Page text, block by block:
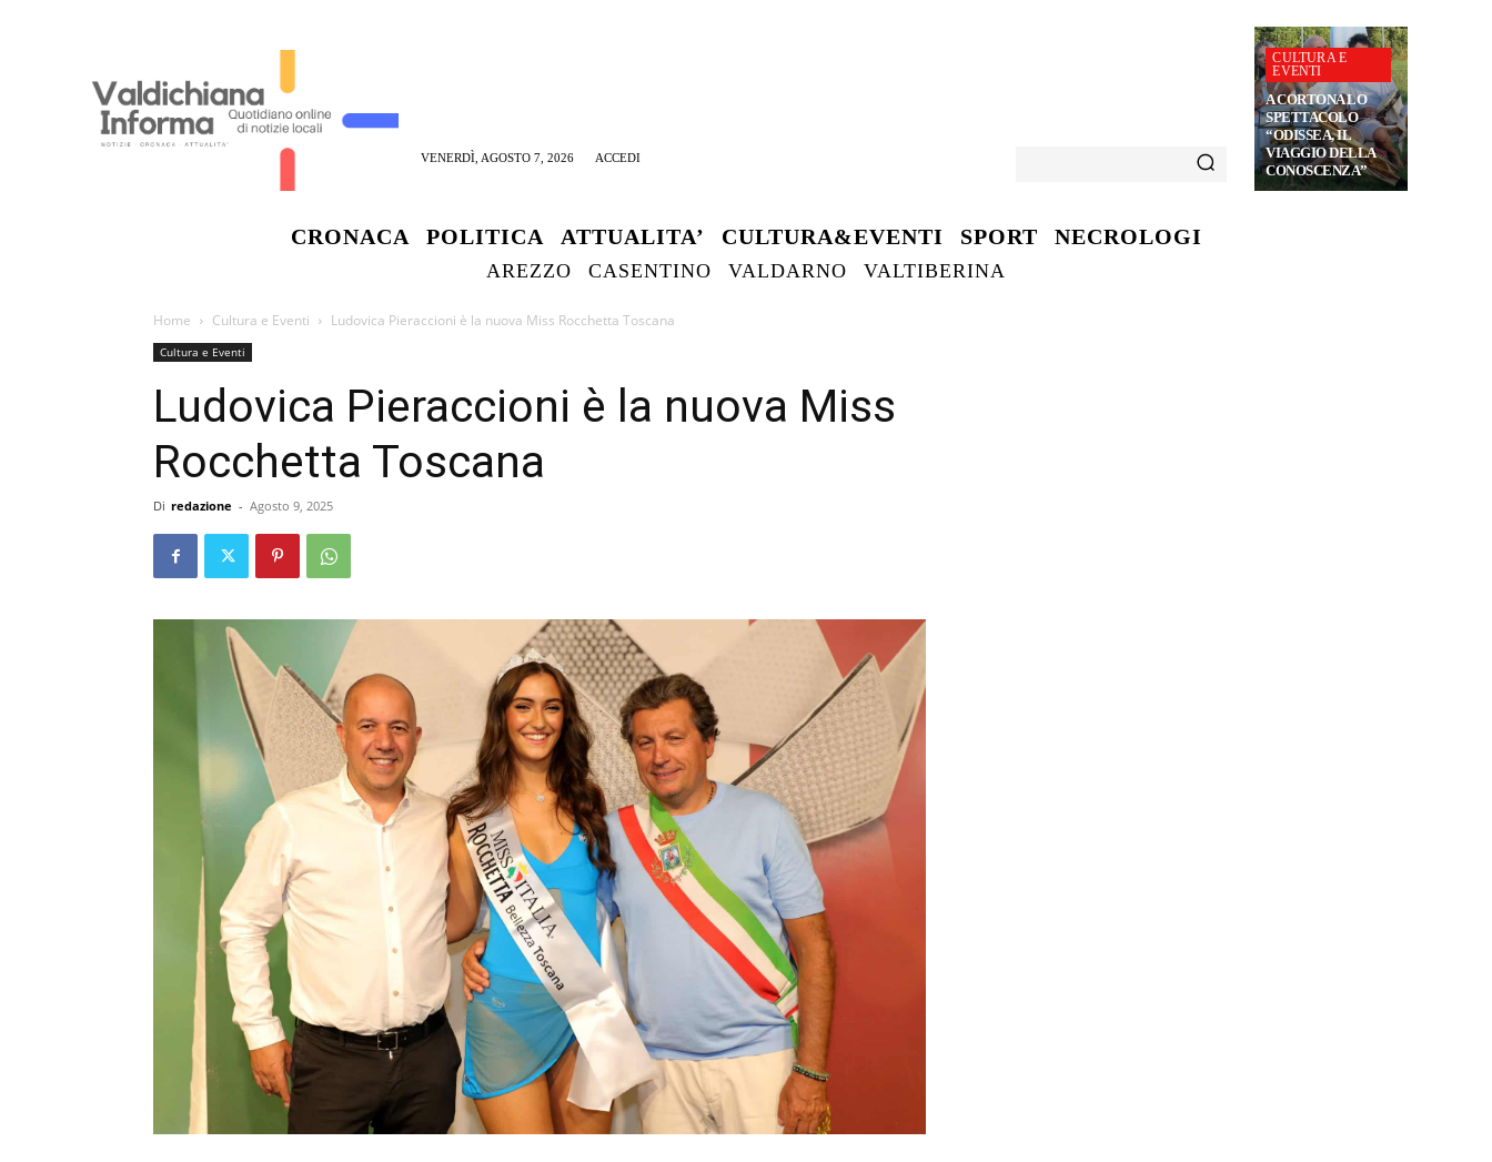
VENERDÌ, AGOSTO 7, 2026 ACCEDI
CULTURA E
EVENTI
A CORTONA LO
SPETTACOLO
“ODISSEA, IL
VIAGGIO DELLA
CONOSCENZA”
CRONACA POLITICA ATTUALITA’ CULTURA&EVENTI SPORT NECROLOGI
AREZZO CASENTINO VALDARNO VALTIBERINA
Home Cultura e Eventi Ludovica Pieraccioni è la nuova Miss Rocchetta Toscana
Cultura e Eventi
Ludovica Pieraccioni è la nuova Miss
Rocchetta Toscana
Di redazione - Agosto 9, 2025